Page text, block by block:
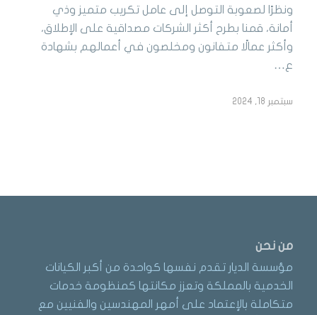
ونظرًا لصعوبة التوصل إلى عامل تكريب متميز وذي
أمانة، قمنا بطرح أكثر الشركات مصداقية على الإطلاق،
وأكثر عمالًا متفانون ومخلصون في أعمالهم بشهادة
ع…
سبتمبر 18, 2024
من نحن
مؤسسة الديار تقدم نفسها كواحدة من أكبر الكيانات
الخدمية بالمملكة وتعزز مكانتها كمنظومة خدمات
متكاملة بالإعتماد على أمهر المهندسين والفنيين مع